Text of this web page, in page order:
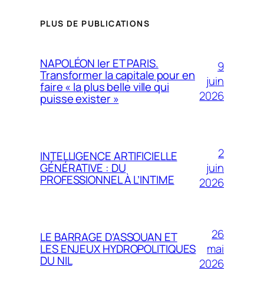
PLUS DE PUBLICATIONS
NAPOLÉON Ier ET PARIS.
Transformer la capitale pour en
faire « la plus belle ville qui
puisse exister »
9
juin
2026
INTELLIGENCE ARTIFICIELLE
GÉNÉRATIVE : DU
PROFESSIONNEL À L’INTIME
2
juin
2026
LE BARRAGE D’ASSOUAN ET
LES ENJEUX HYDROPOLITIQUES
DU NIL
26
mai
2026